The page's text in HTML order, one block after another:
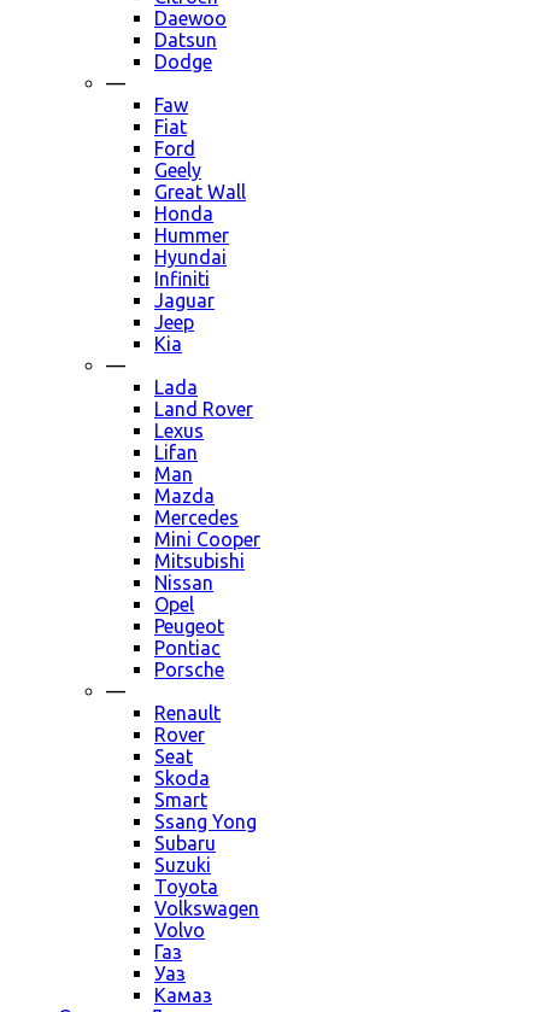
Daewoo
Datsun
Dodge
—
Faw
Fiat
Ford
Geely
Great Wall
Honda
Hummer
Hyundai
Infiniti
Jaguar
Jeep
Kia
—
Lada
Land Rover
Lexus
Lifan
Man
Mazda
Mercedes
Mini Cooper
Mitsubishi
Nissan
Opel
Peugeot
Pontiac
Porsche
—
Renault
Rover
Seat
Skoda
Smart
Ssang Yong
Subaru
Suzuki
Toyota
Volkswagen
Volvo
Газ
Уаз
Камаз